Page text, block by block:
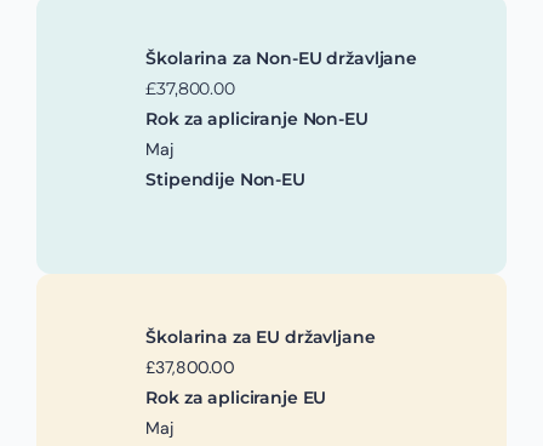
Školarina za Non-EU državljane
£37,800.00
Rok za apliciranje Non-EU
Maj
Stipendije Non-EU
Školarina za EU državljane
£37,800.00
Rok za apliciranje EU
Maj